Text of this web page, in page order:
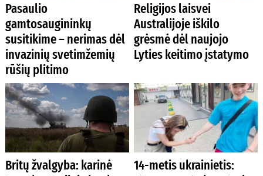
Pasaulio
gamtosaugininkų
susitikime – nerimas dėl
invazinių svetimžemių
rūšių plitimo
Religijos laisvei
Australijoje iškilo
grėsmė dėl naujojo
Lyties keitimo įstatymo
Britų žvalgyba: karinė
14-metis ukrainietis: